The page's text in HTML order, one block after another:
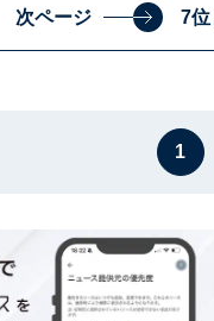
次ページ 7位
1